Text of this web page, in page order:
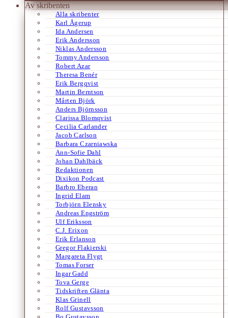
Av skribenten
Alla skribenter
Karl Ågerup
Ida Andersen
Erik Andersson
Niklas Andersson
Tommy Andersson
Robert Azar
Theresa Benér
Erik Bergqvist
Martin Berntson
Mårten Björk
Anders Björnsson
Clarissa Blomqvist
Cecilia Carlander
Jacob Carlson
Barbara Czarniawska
Ann-Sofie Dahl
Johan Dahlbäck
Redaktionen
Dixikon Podcast
Barbro Eberan
Ingrid Elam
Torbjörn Elensky
Andreas Engström
Ulf Eriksson
C.J. Erixon
Erik Erlanson
Gregor Flakierski
Margareta Flygt
Tomas Forser
Ingar Gadd
Tova Gerge
Tidskriften Glänta
Klas Grinell
Rolf Gustavsson